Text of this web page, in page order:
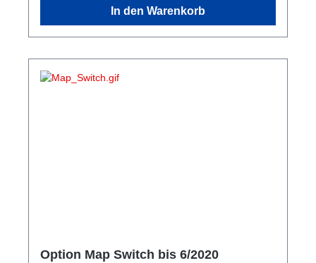
In den Warenkorb
Option Map Switch bis 6/2020